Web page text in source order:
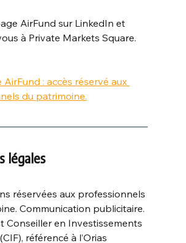
AirFund sur LinkedIn et
à Private Markets Square.
AirFund : accès réservé aux
du patrimoine.
légales
réservées aux professionnels
Communication publicitaire.
Conseiller en Investissements
référencé à l’Orias